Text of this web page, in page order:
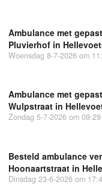
Ambulance met
Pluvierhof in
Woensdag 8-7-2026 om
Ambulance met
Wulpstraat in
Zondag 5-7-2026 om 09:29
Besteld ambulance
Hoonaartstraat in
Dinsdag 23-6-2026 om